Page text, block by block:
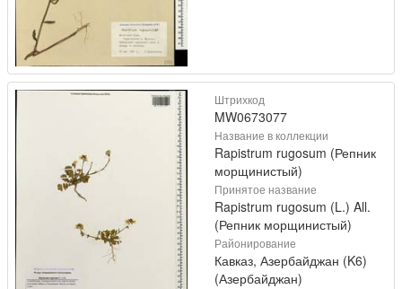
Штрихкод
MW0673077
Название в коллекции
Rapistrum rugosum (Репник
морщинистый)
Принятое название
Rapistrum rugosum (L.) All.
(Репник морщинистый)
Районирование
Кавказ, Азербайджан (K6)
(Азербайджан)